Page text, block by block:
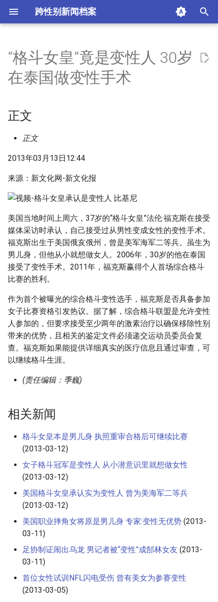
跨性别新闻档案
n
a
i
g
s
e
a
r
c
h
正文
摘要与附加信息
附加信息 [Processed Page
“格斗女皇”竟是变性人 30岁
在泰国做变性手术
正文
正文
2013年03月13日12:44
来源：新文化网-新文化报
美国当地时间上周六，37岁的“格斗女皇”法伦·福克斯在接受
媒体采访时承认，自己接受过从男性变成女性的变性手术。
福克斯出生于美国俄亥俄州，曾是美军海军二等兵。虽生为
男儿身，但他从小就想做女人。2006年，30岁的他在泰国
接受了变性手术。2011年，福克斯赢得个人首场综合格斗
比赛的胜利。
作为首个被曝光的综合格斗变性选手，福克斯是否具备参加
女子比赛资格引发热议。据了解，综合格斗联盟是允许变性
人参加的，但要求接受至少两年的激素治疗以确保移除性别
带来的优势，且相关的鉴定文件必须递交运动员委员会复
查。福克斯如果能提供详细真实的医疗信息且通过审查，可
以继续格斗生涯。
(责任编辑：季巍)
相关新闻
格斗女皇本是男儿身 执照重审合格后可继续比赛
(2013-03-12)
女子格斗冠军是变性人 从小潜意识里就想做女性
(2013-03-12)
美国格斗女皇承认实为变性人 曾为美海军二等兵
(2013-03-12)
美国职业摔角女将原是男儿身 专家:变性无优势 (2013-
03-11)
足协制证闹出乌龙 男记者被“变性”成郜林女友 (2013-
03-11)
首位女性试训NFL闪电受伤 曾有美女为参赛变性
(2013-03-05)